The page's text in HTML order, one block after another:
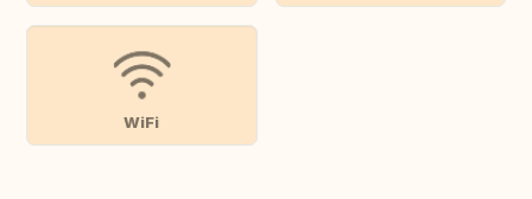
WiFi